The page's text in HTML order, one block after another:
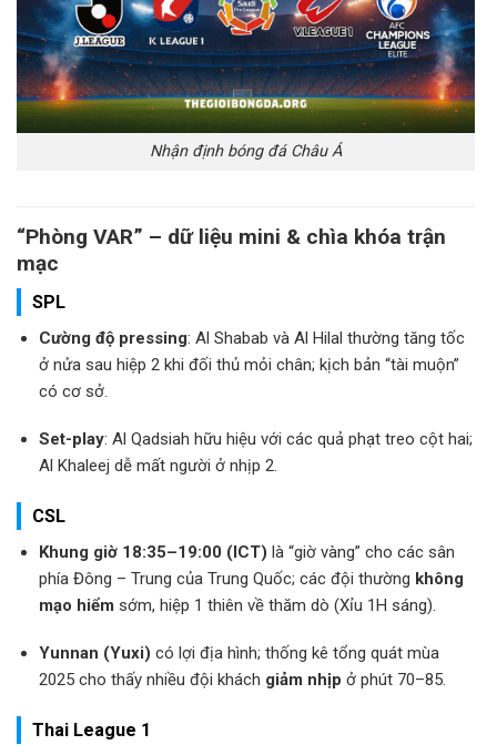
Nhận định bóng đá Châu Á
“Phòng VAR” – dữ liệu mini & chìa khóa trận
mạc
SPL
Cường độ pressing: Al Shabab và Al Hilal thường tăng tốc
ở nửa sau hiệp 2 khi đối thủ mỏi chân; kịch bản “tài muộn”
có cơ sở.
Set-play: Al Qadsiah hữu hiệu với các quả phạt treo cột hai;
Al Khaleej dễ mất người ở nhịp 2.
CSL
Khung giờ 18:35–19:00 (ICT) là “giờ vàng” cho các sân
phía Đông – Trung của Trung Quốc; các đội thường không
mạo hiểm sớm, hiệp 1 thiên về thăm dò (Xỉu 1H sáng).
Yunnan (Yuxi) có lợi địa hình; thống kê tổng quát mùa
2025 cho thấy nhiều đội khách giảm nhịp ở phút 70–85.
Thai League 1